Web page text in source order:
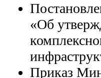
«Об
Приказ